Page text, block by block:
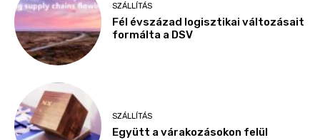
SZÁLLÍTÁS
Fél évszázad logisztikai változásait
formálta a DSV
SZÁLLÍTÁS
Együtt a várakozásokon felül